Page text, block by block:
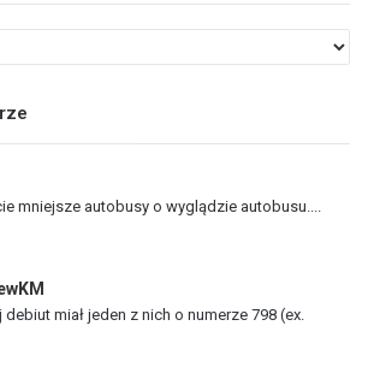
mniejsze autobusy o wyglądzie autobusu....
debiut miał jeden z nich o numerze 798 (ex.